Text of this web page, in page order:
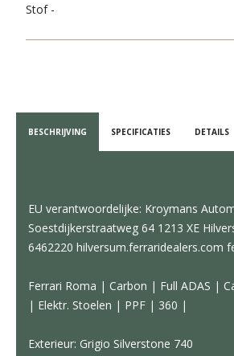
Stof -
BESCHRIJVING SPECIFICATIES DETAILS
EU verantwoordelijke: Kroymans
Soestdijkerstraatweg 64 1213 XE
6462220 hilversum.ferraridealers.com
Ferrari Roma | Carbon | Full ADAS |
| Elektr. Stoelen | PPF | 360 |
Exterieur: Grigio Silverstone 740